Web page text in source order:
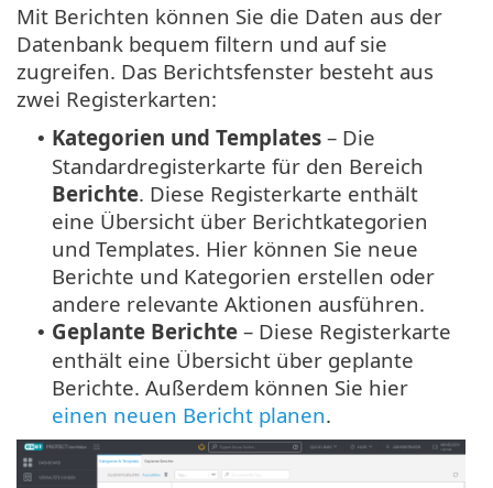
Mit Berichten können Sie die Daten aus der
Datenbank bequem filtern und auf sie
zugreifen. Das Berichtsfenster besteht aus
zwei Registerkarten:
• Kategorien und Templates – Die
Standardregisterkarte für den Bereich
Berichte. Diese Registerkarte enthält
eine Übersicht über Berichtkategorien
und Templates. Hier können Sie neue
Berichte und Kategorien erstellen oder
andere relevante Aktionen ausführen.
• Geplante Berichte – Diese Registerkarte
enthält eine Übersicht über geplante
Berichte. Außerdem können Sie hier
einen neuen Bericht planen.